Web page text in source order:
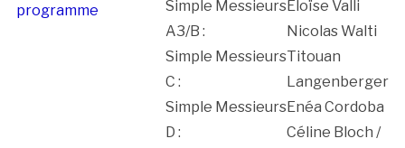
programme
Simple Messieurs
A3/B :
Simple Messieurs
C :
Simple Messieurs
D :
Eloïse Valli
Nicolas Walti
Titouan
Langenberger
Enéa Cordoba
Céline Bloch /